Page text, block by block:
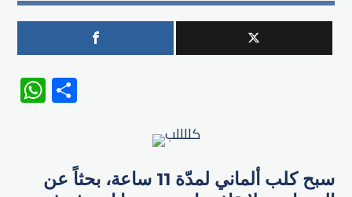
WhatsApp
سبح كلب ألماني لمدّة 11 ساعة، بحثاً عن